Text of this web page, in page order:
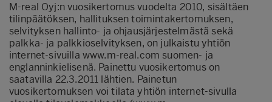
M-real Oyj:n vuosikertomus vuodelta 2010, sisältäen
tilinpäätöksen, hallituksen toimintakertomuksen,
selvityksen hallinto- ja ohjausjärjestelmästä sekä
palkka- ja palkkioselvityksen, on julkaistu yhtiön
internet-sivuilla www.m-real.com suomen- ja
englanninkielisenä. Painettu vuosikertomus on
saatavilla 22.3.2011 lähtien. Painetun
vuosikertomuksen voi tilata yhtiön internet-sivulla